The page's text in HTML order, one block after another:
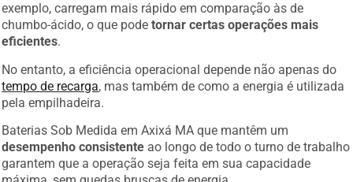
exemplo, carregam mais rápido em comparação às de
chumbo-ácido, o que podetornar certas operações mais
eficientes.
No entanto, a eficiência operacional depende não apenas do
tempo de recarga, mas também de como a energia é utilizada
pela empilhadeira.
Baterias Sob Medida em Axixá MA que mantêm um
desempenho consistente ao longo de todo o turno de trabalho
garantem que a operação seja feita em sua capacidade